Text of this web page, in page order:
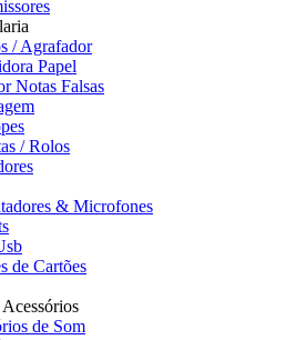
/ Agrafador
Papel
Notas Falsas
/ Rolos
& Microfones
de Cartões
de Som